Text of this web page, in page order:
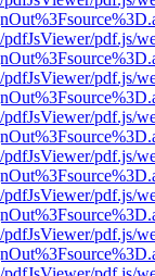
pdf.js/
pdf.js/
pdf.js/
pdf.js/
pdf.js/
pdf.js/